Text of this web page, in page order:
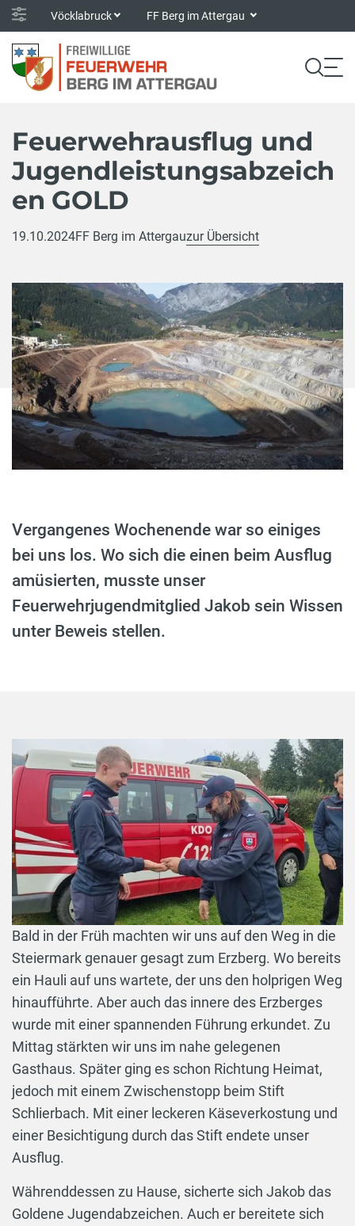
Vöcklabruck FF Berg im Attergau
Feuerwehrausflug und
Jugendleistungsabzeich
en GOLD
19.10.2024FF Berg im Attergauzur Übersicht
Vergangenes Wochenende war so einiges
bei uns los. Wo sich die einen beim Ausflug
amüsierten, musste unser
Feuerwehrjugendmitglied Jakob sein Wissen
unter Beweis stellen.
Bald in der Früh machten wir uns auf den Weg in die
Steiermark genauer gesagt zum Erzberg. Wo bereits
ein Hauli auf uns wartete, der uns den holprigen Weg
hinaufführte. Aber auch das innere des Erzberges
wurde mit einer spannenden Führung erkundet. Zu
Mittag stärkten wir uns im nahe gelegenen
Gasthaus. Später ging es schon Richtung Heimat,
jedoch mit einem Zwischenstopp beim Stift
Schlierbach. Mit einer leckeren Käseverkostung und
einer Besichtigung durch das Stift endete unser
Ausflug.
Währenddessen zu Hause, sicherte sich Jakob das
Goldene Jugendabzeichen. Auch er bereitete sich